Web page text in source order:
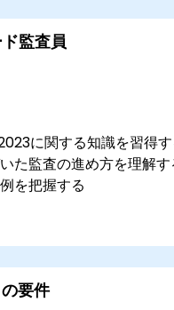
、ISO/IEC 17025）と
監査員
に関する知識を習得
た監査の進め方を理解す
を把握する
の要件